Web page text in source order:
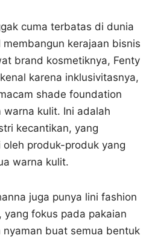
cuma terbatas di dunia
kerajaan bisnis
brand kosmetiknya, Fenty
karena inklusivitasnya,
shade foundation
kulit. Ini adalah
kecantikan, yang
produk-produk yang
warna kulit.
juga punya lini fashion
yang fokus pada pakaian
buat semua bentuk